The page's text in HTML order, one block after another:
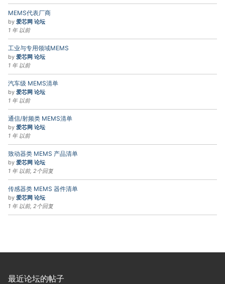
MEMS代表厂商
by 爱芯网 论坛
1 年 以前
工业与专用领域MEMS
by 爱芯网 论坛
1 年 以前
汽车级 MEMS清单
by 爱芯网 论坛
1 年 以前
通信/射频类 MEMS清单
by 爱芯网 论坛
1 年 以前
致动器类 MEMS 产品清单
by 爱芯网 论坛
1 年 以前, 2个回复
传感器类 MEMS 器件清单
by 爱芯网 论坛
1 年 以前, 2个回复
最近论坛的帖子